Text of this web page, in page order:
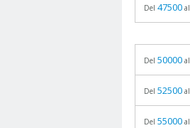
Del 47500 al
Del 50000 al
Del 52500 al
Del 55000 al